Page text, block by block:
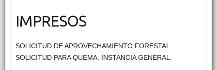
IMPRESOS
SOLICITUD DE APROVECHAMIENTO FORESTAL.
SOLICITUD PARA QUEMA. INSTANCIA GENERAL.